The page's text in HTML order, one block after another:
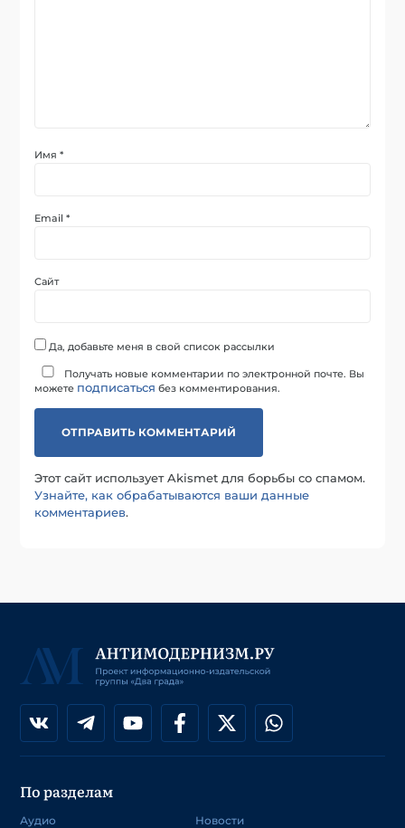
Имя*
Email*
Сайт
Да, добавьте меня в свой список рассылки
Получать новые комментарии по электронной почте. Вы
можете подписаться без комментирования.
Этот сайт использует Akismet для борьбы со спамом.
Узнайте, как обрабатываются ваши данные
комментариев.
По разделам
Аудио
Новости